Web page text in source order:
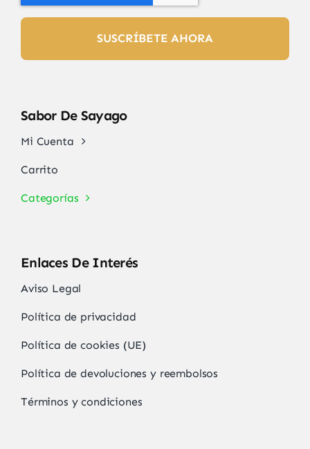
SUSCRÍBETE AHORA
Sabor De Sayago
Mi Cuenta
Carrito
Categorías
Enlaces De Interés
Aviso Legal
Política de privacidad
Política de cookies (UE)
Política de devoluciones y reembolsos
Términos y condiciones